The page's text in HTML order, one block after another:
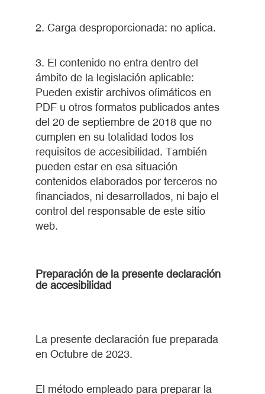
2. Carga desproporcionada: no aplica.
3. El contenido no entra dentro del
ámbito de la legislación aplicable:
Pueden existir archivos ofimáticos en
PDF u otros formatos publicados antes
del 20 de septiembre de 2018 que no
cumplen en su totalidad todos los
requisitos de accesibilidad. También
pueden estar en esa situación
contenidos elaborados por terceros no
financiados, ni desarrollados, ni bajo el
control del responsable de este sitio
web.
Preparación de la presente declaración
de accesibilidad
La presente declaración fue preparada
en Octubre de 2023.
El método empleado para preparar la